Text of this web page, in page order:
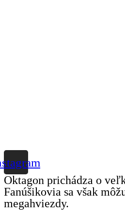
Oktagon prichádza o
Fanúšikovia sa však
megahviezdy.